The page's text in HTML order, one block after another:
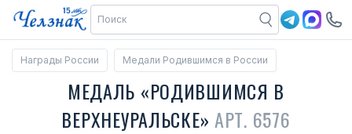
Награды России Медали Родившимся в России
МЕДАЛЬ «РОДИВШИМСЯ В
ВЕРХНЕУРАЛЬСКЕ»АРТ. 6576